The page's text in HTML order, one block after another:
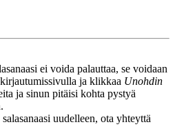
ei voida palauttaa, se voidaan
ja klikkaa Unohdin
ja sinun pitäisi kohta pystyä
uudelleen, ota yhteyttä